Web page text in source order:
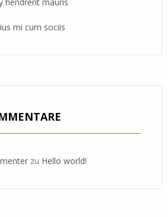
mi cum sociis
zu Hello world!